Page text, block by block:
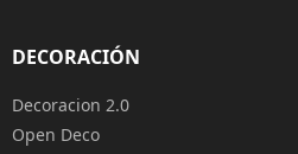
DECORACIÓN
Decoracion 2.0
Open Deco